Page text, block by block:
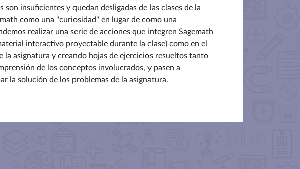
insuficientes y quedan desligadas de las clases de la
como una "curiosidad" en lugar de como una
realizar una serie de acciones que integren Sagemath
interactivo proyectable durante la clase) como en el
asignatura y creando hojas de ejercicios resueltos tanto
de los conceptos involucrados, y pasen a
la solución de los problemas de la asignatura.